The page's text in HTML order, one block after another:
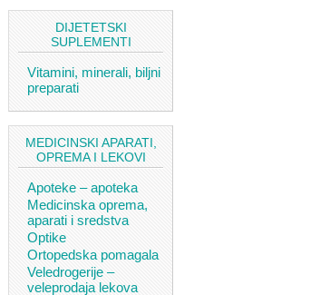
DIJETETSKI
SUPLEMENTI
Vitamini, minerali, biljni
preparati
MEDICINSKI APARATI,
OPREMA I LEKOVI
Apoteke – apoteka
Medicinska oprema,
aparati i sredstva
Optike
Ortopedska pomagala
Veledrogerije –
veleprodaja lekova